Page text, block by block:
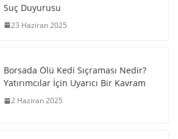
Suç Duyurusu
23 Haziran 2025
Borsada Ölü Kedi Sıçraması Nedir?
Yatırımcılar İçin Uyarıcı Bir Kavram
2 Haziran 2025